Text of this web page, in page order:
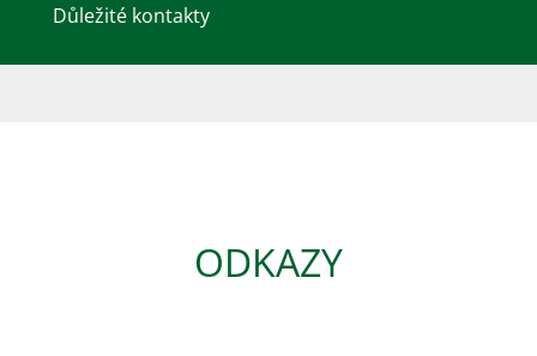
Důležité kontakty
ODKAZY